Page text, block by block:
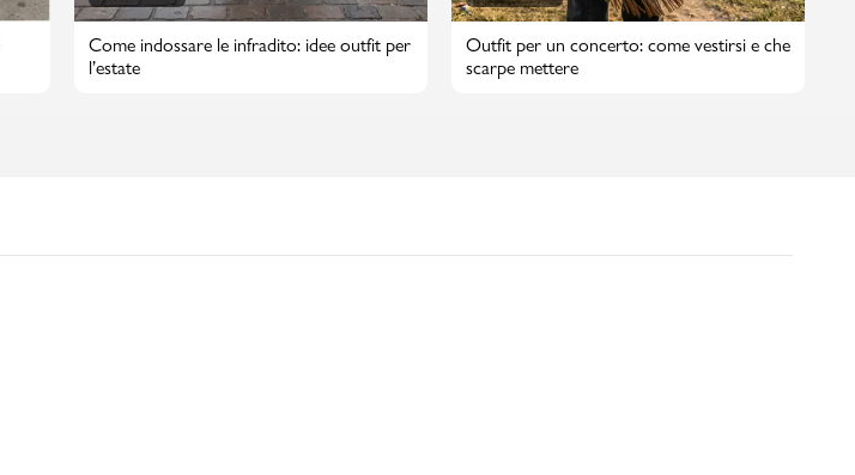
Come indossare le infradito: idee outfit per
l’estate
Outfit per un concerto: come vestirsi e che
scarpe mettere